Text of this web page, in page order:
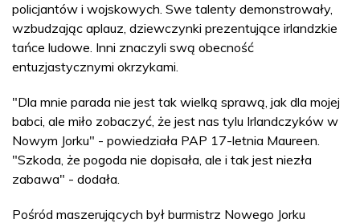
policjantów i wojskowych. Swe talenty demonstrowały,
wzbudzając aplauz, dziewczynki prezentujące irlandzkie
tańce ludowe. Inni znaczyli swą obecność
entuzjastycznymi okrzykami.
"Dla mnie parada nie jest tak wielką sprawą, jak dla mojej
babci, ale miło zobaczyć, że jest nas tylu Irlandczyków w
Nowym Jorku" - powiedziała PAP 17-letnia Maureen.
"Szkoda, że pogoda nie dopisała, ale i tak jest niezła
zabawa" - dodała.
Pośród maszerujących był burmistrz Nowego Jorku